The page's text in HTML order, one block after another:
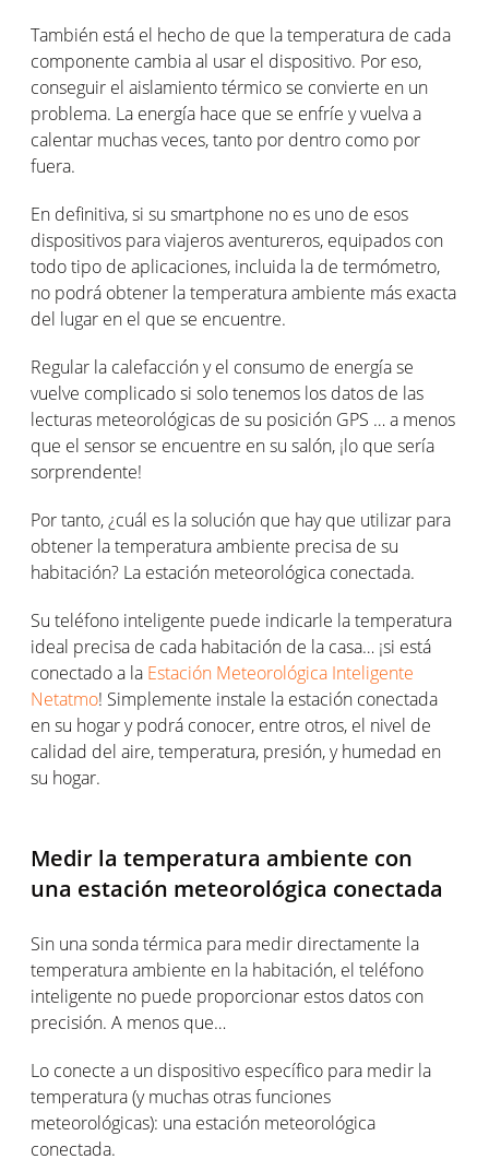
También está el hecho de que la temperatura de cada
componente cambia al usar el dispositivo. Por eso,
conseguir el aislamiento térmico se convierte en un
problema. La energía hace que se enfríe y vuelva a
calentar muchas veces, tanto por dentro como por
fuera.
En definitiva, si su smartphone no es uno de esos
dispositivos para viajeros aventureros, equipados con
todo tipo de aplicaciones, incluida la de termómetro,
no podrá obtener la temperatura ambiente más exacta
del lugar en el que se encuentre.
Regular la calefacción y el consumo de energía se
vuelve complicado si solo tenemos los datos de las
lecturas meteorológicas de su posición GPS … a menos
que el sensor se encuentre en su salón, ¡lo que sería
sorprendente!
Por tanto, ¿cuál es la solución que hay que utilizar para
obtener la temperatura ambiente precisa de su
habitación? La estación meteorológica conectada.
Su teléfono inteligente puede indicarle la temperatura
ideal precisa de cada habitación de la casa… ¡si está
conectado a la Estación Meteorológica Inteligente
Netatmo! Simplemente instale la estación conectada
en su hogar y podrá conocer, entre otros, el nivel de
calidad del aire, temperatura, presión, y humedad en
su hogar.
Medir la temperatura ambiente con
una estación meteorológica conectada
Sin una sonda térmica para medir directamente la
temperatura ambiente en la habitación, el teléfono
inteligente no puede proporcionar estos datos con
precisión. A menos que…
Lo conecte a un dispositivo específico para medir la
temperatura (y muchas otras funciones
meteorológicas): una estación meteorológica
conectada.